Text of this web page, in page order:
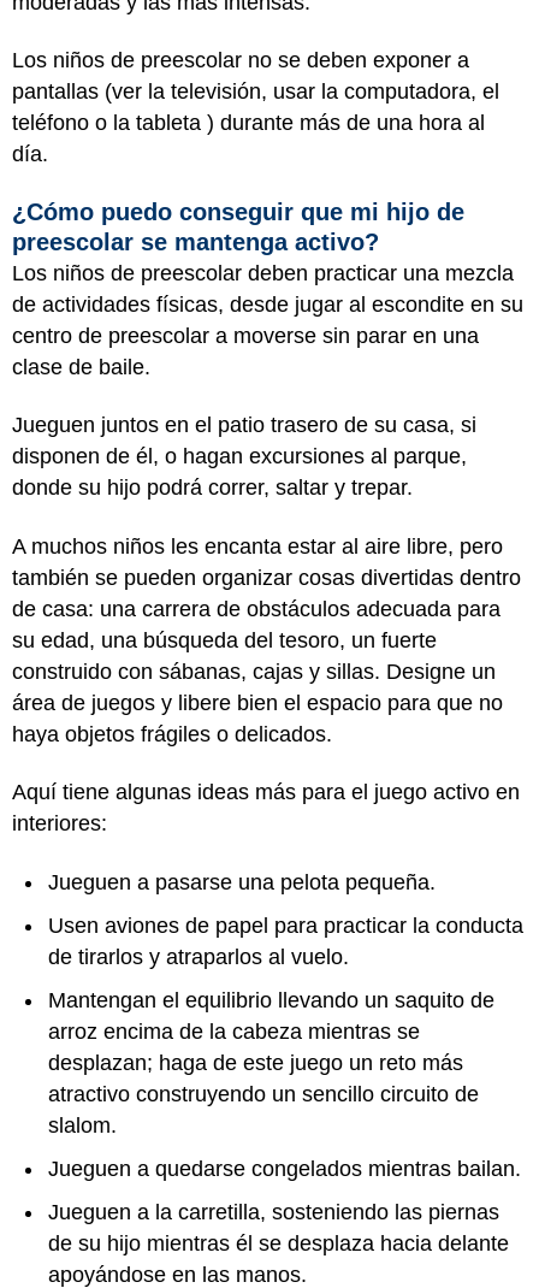
Los niños de preescolar no se deben exponer a
pantallas (ver la televisión, usar la computadora, el
teléfono o la tableta ) durante más de una hora al
día.
¿Cómo puedo conseguir que mi hijo de
preescolar se mantenga activo?
Los niños de preescolar deben practicar una mezcla
de actividades físicas, desde jugar al escondite en su
centro de preescolar a moverse sin parar en una
clase de baile.
Jueguen juntos en el patio trasero de su casa, si
disponen de él, o hagan excursiones al parque,
donde su hijo podrá correr, saltar y trepar.
A muchos niños les encanta estar al aire libre, pero
también se pueden organizar cosas divertidas dentro
de casa: una carrera de obstáculos adecuada para
su edad, una búsqueda del tesoro, un fuerte
construido con sábanas, cajas y sillas. Designe un
área de juegos y libere bien el espacio para que no
haya objetos frágiles o delicados.
Aquí tiene algunas ideas más para el juego activo en
interiores:
Jueguen a pasarse una pelota pequeña.
Usen aviones de papel para practicar la conducta
de tirarlos y atraparlos al vuelo.
Mantengan el equilibrio llevando un saquito de
arroz encima de la cabeza mientras se
desplazan; haga de este juego un reto más
atractivo construyendo un sencillo circuito de
slalom.
Jueguen a quedarse congelados mientras bailan.
Jueguen a la carretilla, sosteniendo las piernas
de su hijo mientras él se desplaza hacia delante
apoyándose en las manos.